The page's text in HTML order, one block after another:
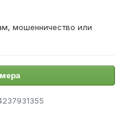
мошенничество или